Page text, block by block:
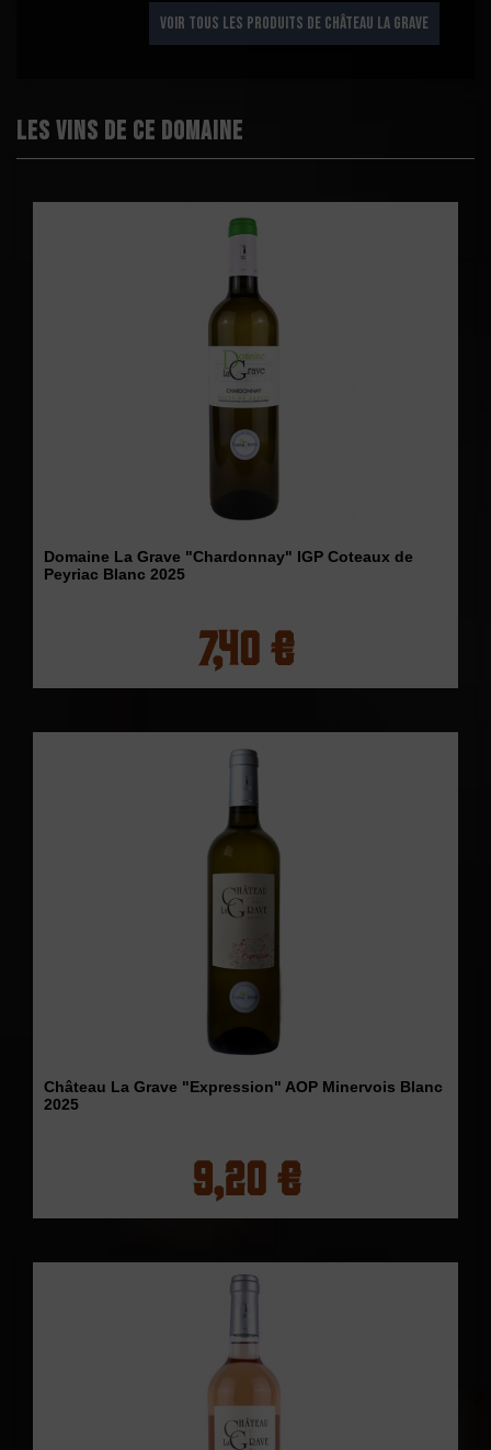
VOIR TOUS LES PRODUITS DE CHÂTEAU LA GRAVE
Les vins de ce domaine
Domaine La Grave "Chardonnay" IGP Coteaux de
Peyriac Blanc 2025
7,40 €
Château La Grave "Expression" AOP Minervois Blanc
2025
9,20 €